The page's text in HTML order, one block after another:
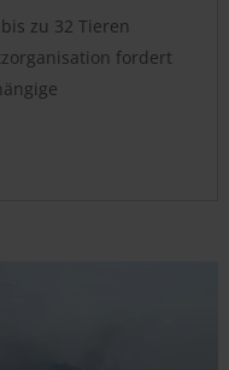
zu 32 Tieren
fordert